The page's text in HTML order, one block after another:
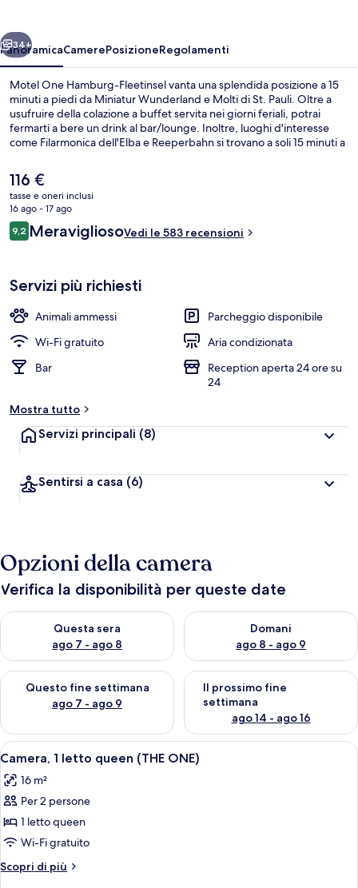
Avanti
34+
PanoramicaCamerePosizioneRegolamenti
Motel One Hamburg-Fleetinsel vanta una splendida posizione a 15
minuti a piedi da Miniatur Wunderland e Molti di St. Pauli. Oltre a
usufruire della colazione a buffet servita nei giorni feriali, potrai
fermarti a bere un drink al bar/lounge. Inoltre, luoghi d'interesse
come Filarmonica dell'Elba e Reeperbahn si trovano a soli 15 minuti a
Approfitta dei mezzi pubblici nelle vicinanze: Baumwall U-Bahn è a 5
min e Stadthausbrücke S-Bahn a 5 min a piedi.
Il
prezzo
attuale
è
116 €
116 €
tasse e oneri inclusi
16 ago - 17 ago
Recensioni
9,29,2 su 10
MeravigliosoVedi le 583 recensioni
Servizi più richiesti
Animali ammessi
Parcheggio disponibile
Wi-Fi gratuito
Aria condizionata
Bar
Reception aperta 24 ore su
24
Mostra tutto
Servizi principali (8)
Sentirsi a casa (6)
Opzioni della camera
Verifica la disponibilità per queste date
Questa sera
ago 7 - ago 8
Verifica la disponibilità per questa sera, ago 7 - ago 8
Domani
ago 8 - ago 9
Verifica la disponibilità per
Questo fine settimana
ago 7 - ago 9
Verifica la disponibilità per questo fine settimana, ago 7 - ago
Il prossimo fine
settimana
ago 14 - ago 16
Verifica la disponibilità per il
Apri
tutte
le
foto
per
Camera,
1
letto
Una camera d'albergo con un letto
8
Camera, 1 letto queen (THE ONE)
16 m²
Per 2 persone
1 letto queen
Wi-Fi gratuito
Scopri di più
Altri